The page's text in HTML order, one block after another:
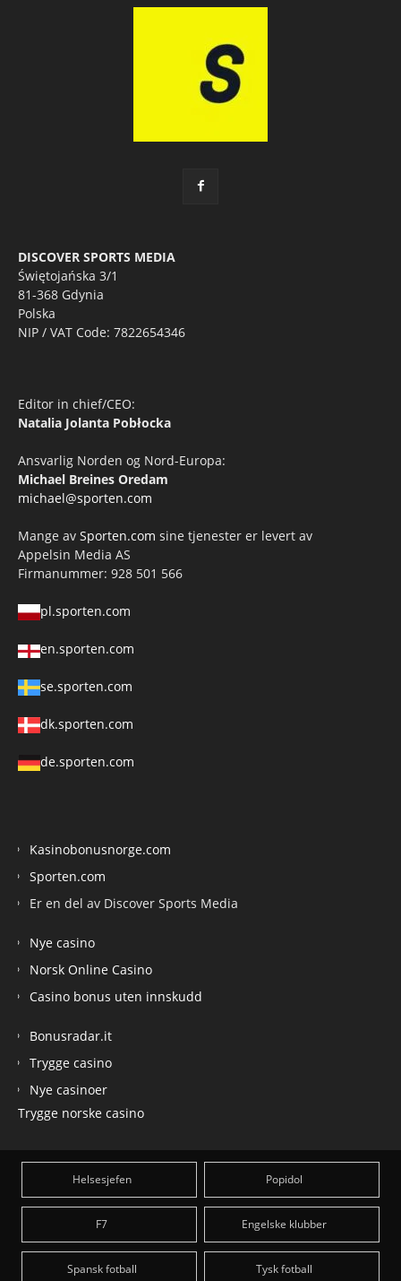
DISCOVER SPORTS MEDIA
Świętojańska 3/1
81-368 Gdynia
Polska
NIP / VAT Code: 7822654346
Editor in chief/CEO:
Natalia Jolanta Pobłocka
Ansvarlig Norden og Nord-Europa:
Michael Breines Oredam
michael@sporten.com
Mange av Sporten.com sine tjenester er levert av
Appelsin Media AS
Firmanummer: 928 501 566
pl.sporten.com
en.sporten.com
se.sporten.com
dk.sporten.com
de.sporten.com
Kasinobonusnorge.com
Sporten.com
Er en del av Discover Sports Media
Nye casino
Norsk Online Casino
Casino bonus uten innskudd
Bonusradar.it
Trygge casino
Nye casinoer
Trygge norske casino
Helsesjefen Popidol
F7 Engelske klubber
Spansk fotball Tysk fotball